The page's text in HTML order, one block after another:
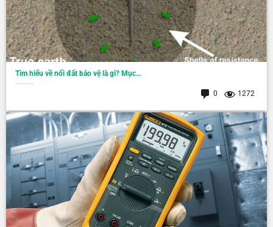
Tìm hiểu về nối đất bảo vệ là gì? Mục…
0 1272